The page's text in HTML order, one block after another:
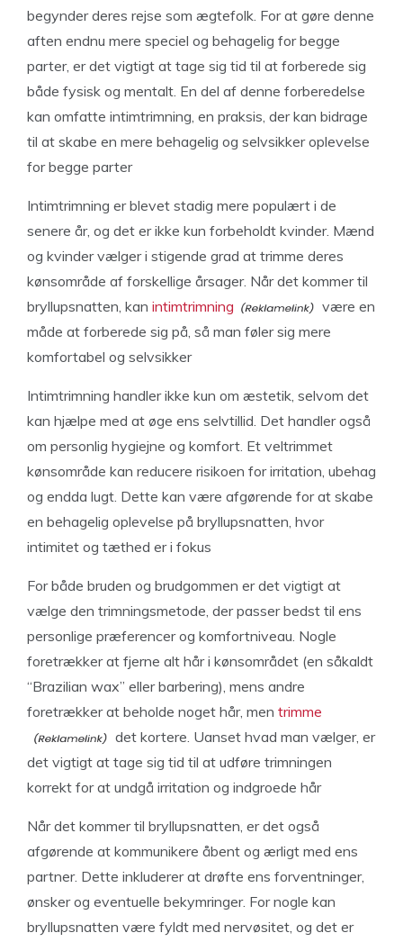
begynder deres rejse som ægtefolk. For at gøre denne
aften endnu mere speciel og behagelig for begge
parter, er det vigtigt at tage sig tid til at forberede sig
både fysisk og mentalt. En del af denne forberedelse
kan omfatte intimtrimning, en praksis, der kan bidrage
til at skabe en mere behagelig og selvsikker oplevelse
for begge parter
Intimtrimning er blevet stadig mere populært i de
senere år, og det er ikke kun forbeholdt kvinder. Mænd
og kvinder vælger i stigende grad at trimme deres
kønsområde af forskellige årsager. Når det kommer til
bryllupsnatten, kan intimtrimning
være en
måde at forberede sig på, så man føler sig mere
komfortabel og selvsikker
Intimtrimning handler ikke kun om æstetik, selvom det
kan hjælpe med at øge ens selvtillid. Det handler også
om personlig hygiejne og komfort. Et veltrimmet
kønsområde kan reducere risikoen for irritation, ubehag
og endda lugt. Dette kan være afgørende for at skabe
en behagelig oplevelse på bryllupsnatten, hvor
intimitet og tæthed er i fokus
For både bruden og brudgommen er det vigtigt at
vælge den trimningsmetode, der passer bedst til ens
personlige præferencer og komfortniveau. Nogle
foretrækker at fjerne alt hår i kønsområdet (en såkaldt
“Brazilian wax” eller barbering), mens andre
foretrækker at beholde noget hår, men trimme
det kortere. Uanset hvad man vælger, er
det vigtigt at tage sig tid til at udføre trimningen
korrekt for at undgå irritation og indgroede hår
Når det kommer til bryllupsnatten, er det også
afgørende at kommunikere åbent og ærligt med ens
partner. Dette inkluderer at drøfte ens forventninger,
ønsker og eventuelle bekymringer. For nogle kan
bryllupsnatten være fyldt med nervøsitet, og det er